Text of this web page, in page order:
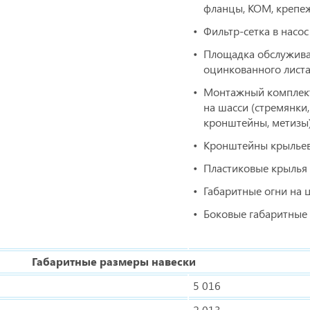
фланцы, КОМ,
Фильтр-сетка в насос
Площадка
оцинкованного
Монтажный
на шасси
кронштейны,
Кронштейны
Пластиковые
Габаритные огни на
Боковые габаритные
Габаритные размеры навески
5 016